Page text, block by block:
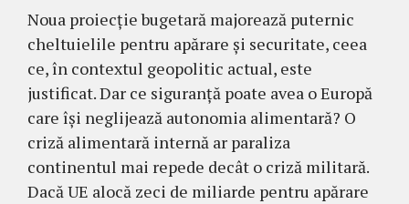
Noua proiecție bugetară majorează puternic
cheltuielile pentru apărare și securitate, ceea
ce, în contextul geopolitic actual, este
justificat. Dar ce siguranță poate avea o Europă
care își neglijează autonomia alimentară? O
criză alimentară internă ar paraliza
continentul mai repede decât o criză militară.
Dacă UE alocă zeci de miliarde pentru apărare